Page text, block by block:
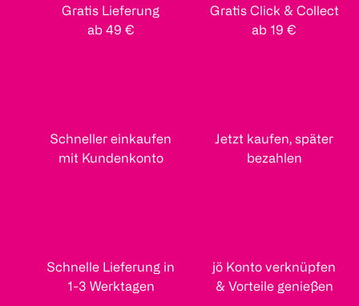
Gratis Lieferung
ab 49 €
Gratis Click & Collect
ab 19 €
Schneller einkaufen
mit Kundenkonto
Jetzt kaufen, später
bezahlen
Schnelle Lieferung in
1-3 Werktagen
jö Konto verknüpfen
& Vorteile genießen